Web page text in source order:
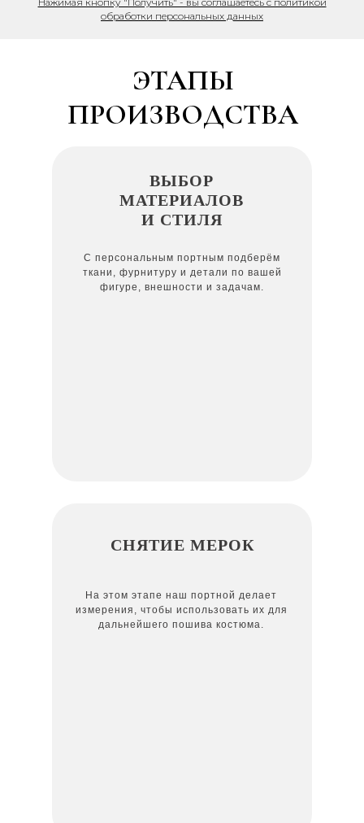
обработки персональных данных
На этом этапе наш портной делает
измерения, чтобы использовать их для
дальнейшего пошива костюма.
СНЯТИЕ МЕРОК
С персональным портным подберём
ткани, фурнитуру и детали по вашей
фигуре, внешности и задачам.
ВЫБОР
МАТЕРИАЛОВ
И СТИЛЯ
ЭТАПЫ
ПРОИЗВОДСТВА